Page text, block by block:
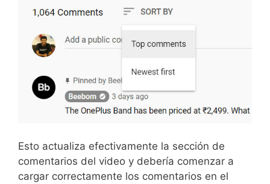
Esto actualiza efectivamente la sección de
comentarios del video y debería comenzar a
cargar correctamente los comentarios en el